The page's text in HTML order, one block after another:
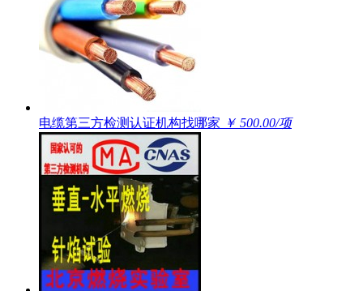
电缆第三方检测认证机构找哪家 ￥ 500.00/项